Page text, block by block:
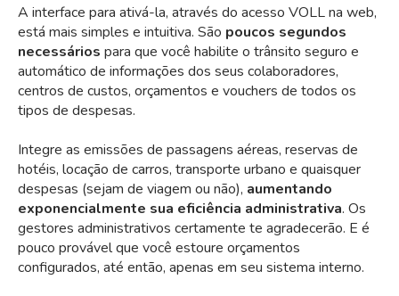
A interface para ativá-la, através do acesso VOLL na web,
está mais simples e intuitiva. São poucos segundos
necessários para que você habilite o trânsito seguro e
automático de informações dos seus colaboradores,
centros de custos, orçamentos e vouchers de todos os
tipos de despesas.
Integre as emissões de passagens aéreas, reservas de
hotéis, locação de carros, transporte urbano e quaisquer
despesas (sejam de viagem ou não), aumentando
exponencialmente sua eficiência administrativa. Os
gestores administrativos certamente te agradecerão. E é
pouco provável que você estoure orçamentos
configurados, até então, apenas em seu sistema interno.